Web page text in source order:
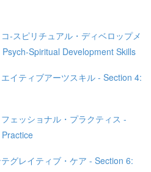
‐スピリチュアル・ディベロップメ
Spiritual Development Skills
イティブアーツスキル - Section 4:
ェッショナル・プラクティス -
グレイティブ・ケア - Section 6: